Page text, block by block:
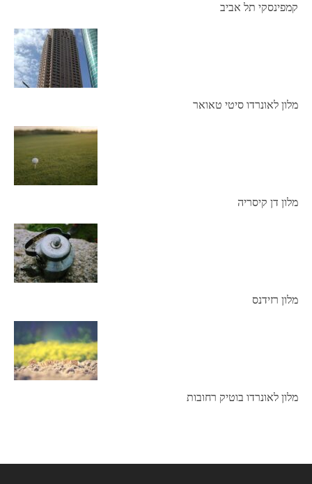
קמפינסקי תל אביב
מלון לאונרדו סיטי טאואר
מלון דן קיסריה
מלון רזידנס
מלון לאונרדו בוטיק רחובות